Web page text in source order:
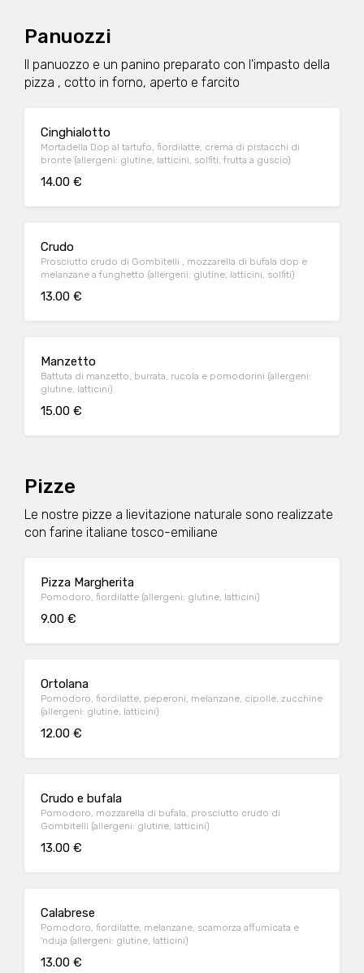
Panuozzi
Il panuozzo e un panino preparato con l'impasto della
pizza , cotto in forno, aperto e farcito
Cinghialotto
Mortadella Dop al tartufo, fiordilatte, crema di pistacchi di
bronte (allergeni: glutine, latticini, solfiti, frutta a guscio)
14.00 €
Crudo
Prosciutto crudo di Gombitelli , mozzarella di bufala dop e
melanzane a funghetto (allergeni: glutine, latticini, solfiti)
13.00 €
Manzetto
Battuta di manzetto, burrata, rucola e pomodorini (allergeni:
glutine, latticini)
15.00 €
Pizze
Le nostre pizze a lievitazione naturale sono realizzate
con farine italiane tosco-emiliane
Pizza Margherita
Pomodoro, fiordilatte (allergeni: glutine, latticini)
9.00 €
Ortolana
Pomodoro, fiordilatte, peperoni, melanzane, cipolle, zucchine
(allergeni: glutine, latticini)
12.00 €
Crudo e bufala
Pomodoro, mozzarella di bufala, prosciutto crudo di
Gombitelli (allergeni: glutine, latticini)
13.00 €
Calabrese
Pomodoro, fiordilatte, melanzane, scamorza affumicata e
'nduja (allergeni: glutine, latticini)
13.00 €